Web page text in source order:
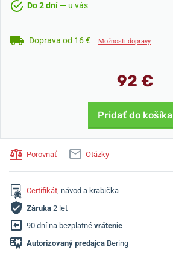
Do 2 dní— u vás
Doprava od 16 € Možnosti dopravy
92 €
Pridať do košíka
Porovnať Otázky
Certifikát, návod a krabička
Záruka 2 let
90 dní na bezplatné vrátenie
Autorizovaný predajca Bering